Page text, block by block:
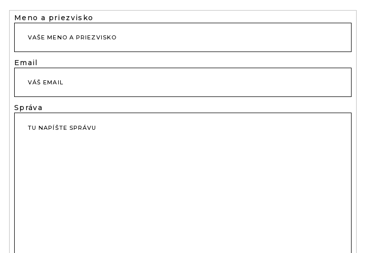
Meno a priezvisko
Email
Správa